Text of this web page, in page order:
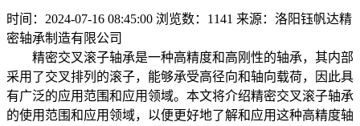
时间：2024-07-16 08:45:00 浏览数：1141 来源：洛阳钰帆达精
密轴承制造有限公司
精密交叉滚子轴承是一种高精度和高刚性的轴承，其内部
采用了交叉排列的滚子，能够承受高径向和轴向载荷，因此具
有广泛的应用范围和应用领域。本文将介绍精密交叉滚子轴承
的使用范围和应用领域，以便更好地了解和应用这种高精度轴